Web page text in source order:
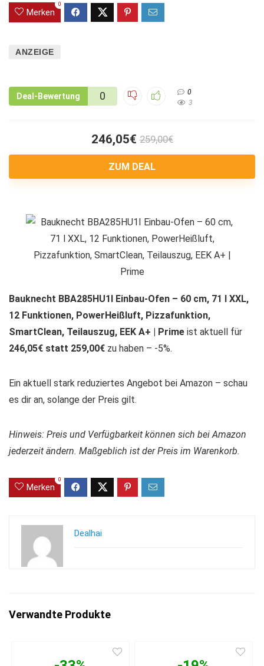
Merken
0
ANZEIGE
Deal-Bewertung 0
0
3
246,05€ 259,00€
ZUM DEAL
Bauknecht BBA285HU1I Einbau-Ofen – 60 cm, 71 l XXL,
12 Funktionen, PowerHeißluft, Pizzafunktion,
SmartClean, Teilauszug, EEK A+ | Prime ist aktuell für
246,05€ statt 259,00€ zu haben – -5%.
Ein aktuell stark reduziertes Angebot bei Amazon – schau
es dir an, solange der Preis gilt.
Hinweis: Preis und Verfügbarkeit können sich bei Amazon
jederzeit ändern. Maßgeblich ist der Preis im Warenkorb.
Merken
0
Dealhai
Verwandte Produkte